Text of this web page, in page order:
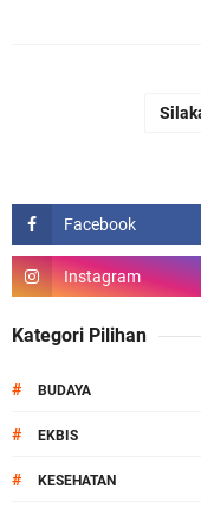
Kategori Pilihan
# BUDAYA
# EKBIS
# KESEHATAN